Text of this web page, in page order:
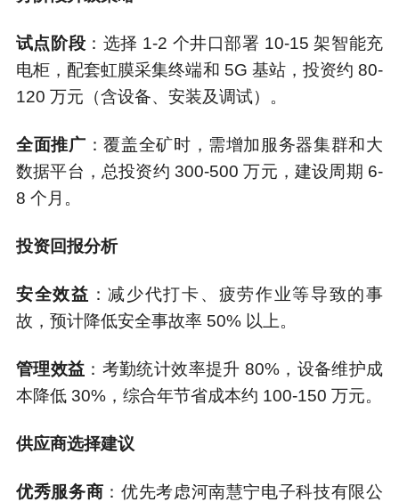
试点阶段 ：选择 1-2 个井口部署 10-15 架智能充
电柜，配套虹膜采集终端和 5G 基站，投资约 80-
120 万元（含设备、安装及调试）。
全面推广 ：覆盖全矿时，需增加服务器集群和大
数据平台，总投资约 300-500 万元，建设周期 6-
8 个月。
投资回报分析
安全效益 ：减少代打卡、疲劳作业等导致的事
故，预计降低安全事故率 50% 以上。
管理效益 ：考勤统计效率提升 80%，设备维护成
本降低 30%，综合年节省成本约 100-150 万元。
供应商选择建议
优秀服务商 ：优先考虑河南慧宁电子科技有限公